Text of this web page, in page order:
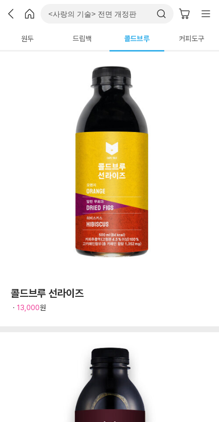
원두 드립백 콜드브루 커피도구
콜드브루 선라이즈
ㆍ13,000원